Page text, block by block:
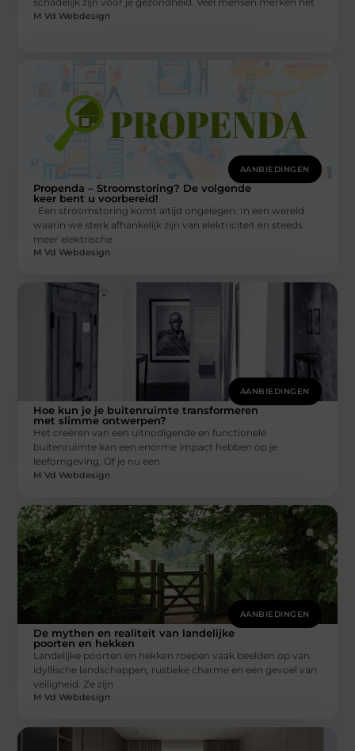
M Vd Webdesign
AANBIEDINGEN
Propenda – Stroomstoring? De volgende
keer bent u voorbereid!
Een stroomstoring komt altijd ongelegen. In een wereld
waarin we sterk afhankelijk zijn van elektriciteit en steeds
meer elektrische
M Vd Webdesign
AANBIEDINGEN
Hoe kun je je buitenruimte transformeren
met slimme ontwerpen?
Het creëren van een uitnodigende en functionele
buitenruimte kan een enorme impact hebben op je
leefomgeving. Of je nu een
M Vd Webdesign
AANBIEDINGEN
De mythen en realiteit van landelijke
poorten en hekken
Landelijke poorten en hekken roepen vaak beelden op van
idyllische landschappen, rustieke charme en een gevoel van
veiligheid. Ze zijn
M Vd Webdesign